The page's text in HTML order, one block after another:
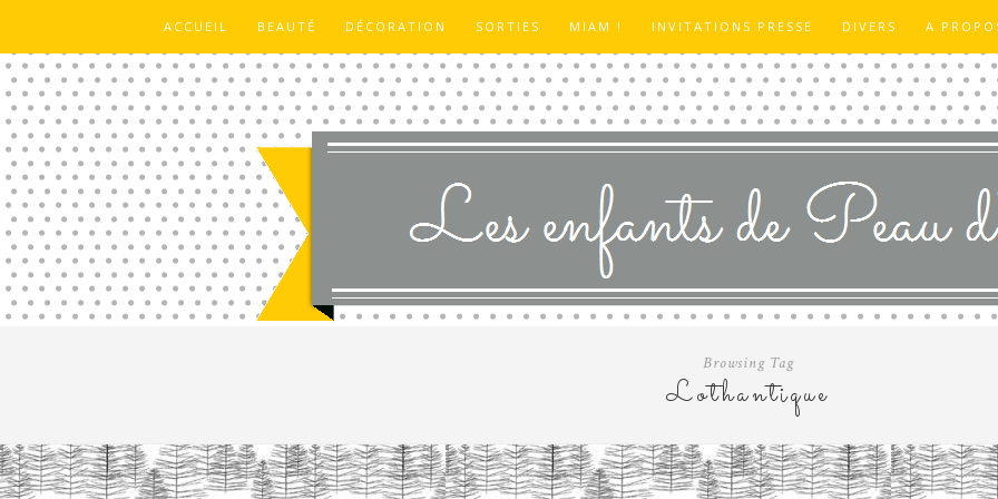
ACCUEIL BEAUTÉ DÉCORATION SORTIES MIAM ! INVITATIONS PRESSE DIVERS A
Browsing Tag
Lothantique